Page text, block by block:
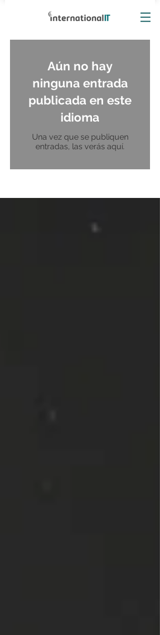
Aún no hay
ninguna entrada
publicada en este
idioma
Una vez que se publiquen
entradas, las verás aquí.